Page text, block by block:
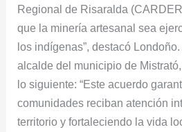
Regional de Risaralda
que la minería artesanal sea
los indígenas”, destacó
alcalde del municipio de
lo siguiente: “Este acuerdo
comunidades reciban atención
territorio y fortaleciendo la vida